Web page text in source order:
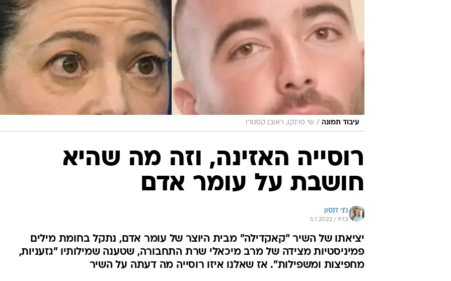
עיבוד תמונה / שי פרנקו, ראובן קסטרו
רוסייה האזינה, וזה מה שהיא
חושבת על עומר אדם
ג'ני דנסון
5.1.2022 / 9:13
יציאתו של השיר "קאקדילה" מבית היוצר של עומר אדם, נתקל בחומת מילים
פמיניסטיות מצידה של מרב מיכאלי שרת התחבורה, שטענה שמילותיו "גזעניות,
מחפיצות ומשפילות". אז שאלנו איזו רוסייה מה דעתה על השיר